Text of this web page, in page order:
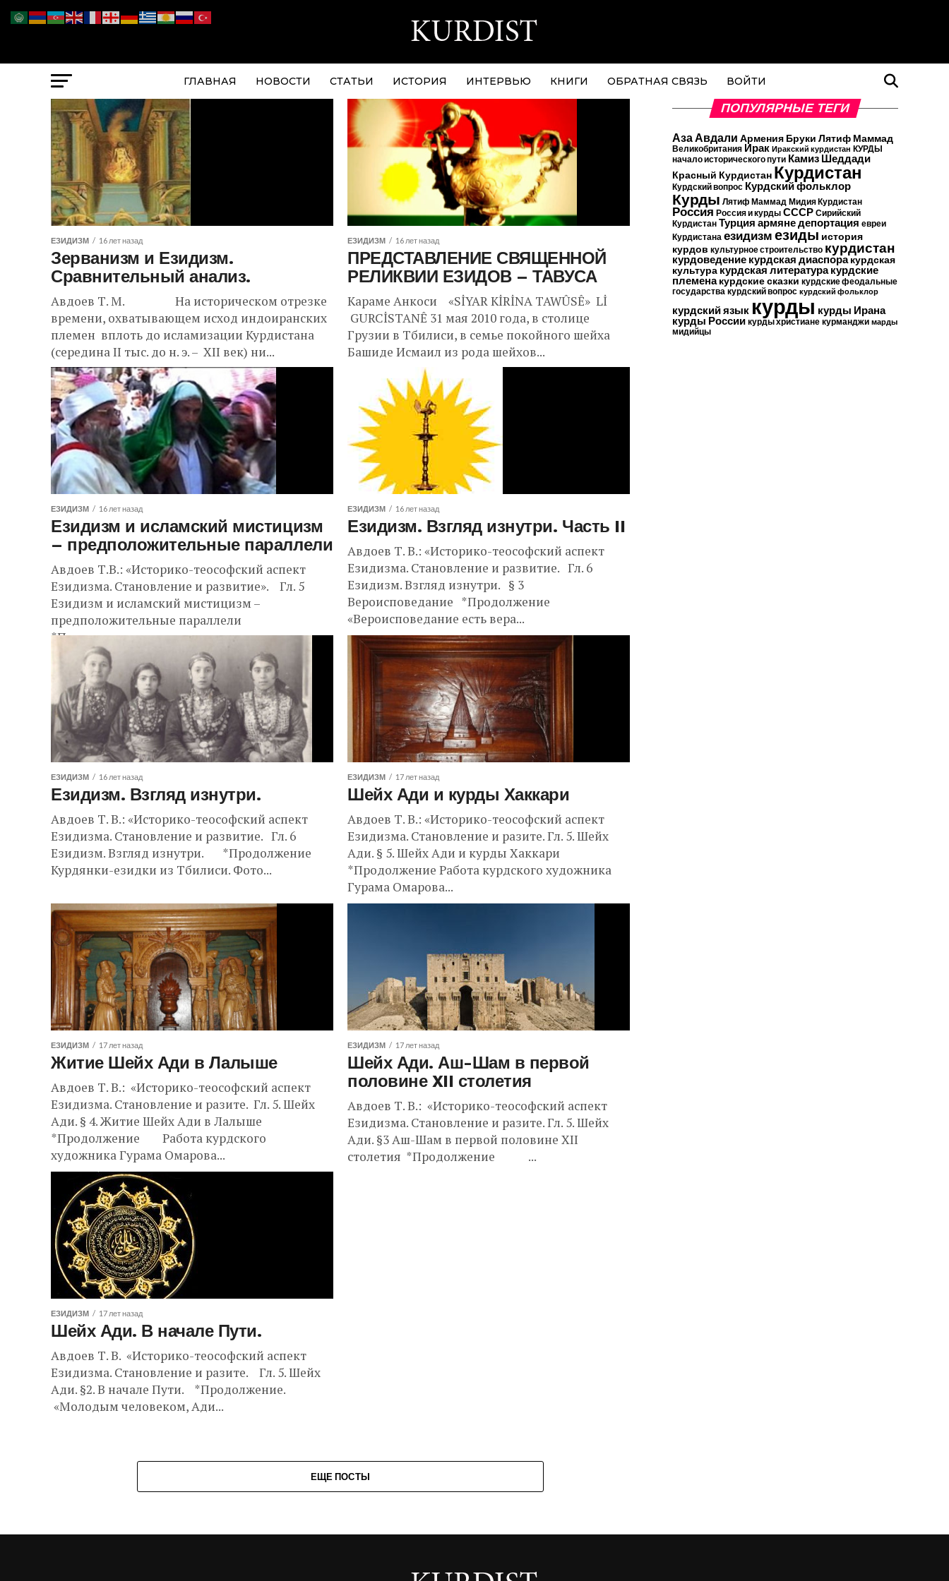
ГЛАВНАЯ НОВОСТИ СТАТЬИ ИСТОРИЯ ИНТЕРВЬЮ КНИГИ ОБРАТНАЯ СВЯЗЬ ВОЙТИ
ЕЗИДИЗМ 16 лет назад
Зерванизм и Езидизм.
Сравнительный анализ.
Авдоев Т. М. На историческом отрезке
времени, охватывающем исход индоиранских
племен вплоть до исламизации Курдистана
(середина II тыс. до н. э. – XII век) ни...
ЕЗИДИЗМ 16 лет назад
ПРЕДСТАВЛЕНИЕ СВЯЩЕННОЙ
РЕЛИКВИИ ЕЗИДОВ – ТАВУСА
Караме Анкоси «SİYAR KİRİNA TAWÛSÊ» Lİ
GURCİSTANÊ 31 мая 2010 года, в столице
Грузии в Тбилиси, в семье покойного шейха
Башиде Исмаил из рода шейхов...
ЕЗИДИЗМ 16 лет назад
Езидизм и исламский мистицизм
– предположительные параллели
Авдоев Т.В.: «Историко-теософский аспект
Езидизма. Становление и развитие». Гл. 5
Езидизм и исламский мистицизм –
предположительные параллели
*Продолжение
ЕЗИДИЗМ 16 лет назад
Езидизм. Взгляд изнутри. Часть II
Авдоев Т. В.: «Историко-теософский аспект
Езидизма. Становление и развитие. Гл. 6
Езидизм. Взгляд изнутри. § 3
Вероисповедание *Продолжение
«Вероисповедание есть вера...
ЕЗИДИЗМ 16 лет назад
Езидизм. Взгляд изнутри.
Авдоев Т. В.: «Историко-теософский аспект
Езидизма. Становление и развитие. Гл. 6
Езидизм. Взгляд изнутри. *Продолжение
Курдянки-езидки из Тбилиси. Фото...
ЕЗИДИЗМ 17 лет назад
Шейх Ади и курды Хаккари
Авдоев Т. В.: «Историко-теософский аспект
Езидизма. Становление и разите. Гл. 5. Шейх
Ади. § 5. Шейх Ади и курды Хаккари
*Продолжение Работа курдского художника
Гурама Омарова...
ЕЗИДИЗМ 17 лет назад
Житие Шейх Ади в Лалыше
Авдоев Т. В.: «Историко-теософский аспект
Езидизма. Становление и разите. Гл. 5. Шейх
Ади. § 4. Житие Шейх Ади в Лалыше
*Продолжение Работа курдского
художника Гурама Омарова...
ЕЗИДИЗМ 17 лет назад
Шейх Ади. Аш-Шам в первой
половине XII столетия
Авдоев Т. В.: «Историко-теософский аспект
Езидизма. Становление и разите. Гл. 5. Шейх
Ади. §3 Аш-Шам в первой половине XII
столетия *Продолжение ...
ЕЗИДИЗМ 17 лет назад
Шейх Ади. В начале Пути.
Авдоев Т. В. «Историко-теософский аспект
Езидизма. Становление и разите. Гл. 5. Шейх
Ади. §2. В начале Пути. *Продолжение.
«Молодым человеком, Ади...
ЕЩЕ ПОСТЫ
ПОПУЛЯРНЫЕ ТЕГИ
Аза Авдали Армения Бруки Лятиф Маммад
Великобритания Ирак Иракский курдистан КУРДЫ
начало исторического пути Камиз Шеддади
Красный Курдистан Курдистан
Курдский вопрос Курдский фольклор
Курды Лятиф Маммад Мидия Курдистан
Россия Россия и курды СССР Сирийский
Курдистан Турция армянедепортация евреи
Курдистана езидизмезиды история
курдов культурное строительство курдистан
курдоведение курдская диаспора курдская
культура курдская литература курдские
племена курдские сказки курдские феодальные
государства курдский вопрос курдский фольклор
курдский язык курды курды Ирана
курды России курды христиане курманджи марды
мидийцы